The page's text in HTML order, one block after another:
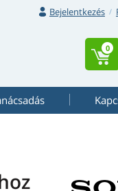
Bejelentkezés
0